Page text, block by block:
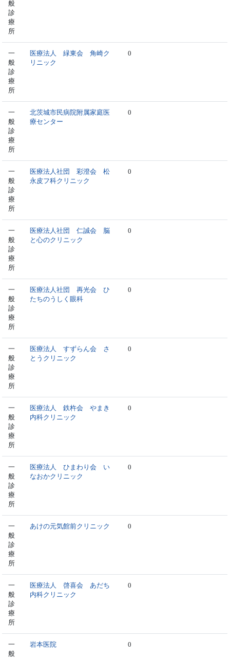
般
診
療
所
一
般
診
療
所
医療法人 緑東会 角崎ク
リニック
0
一
般
診
療
所
北茨城市民病院附属家庭医
療センター
0
一
般
診
療
所
医療法人社団 彩澄会 松
永皮フ科クリニック
0
一
般
診
療
所
医療法人社団 仁誠会 脳
と心のクリニック
0
一
般
診
療
所
医療法人社団 再光会 ひ
たちのうしく眼科
0
一
般
診
療
所
医療法人 すずらん会 さ
とうクリニック
0
一
般
診
療
所
医療法人 鉄杵会 やまき
内科クリニック
0
一
般
診
療
所
医療法人 ひまわり会 い
なおかクリニック
0
一
般
診
療
所
あけの元気館前クリニック 0
一
般
診
療
所
医療法人 啓喜会 あだち
内科クリニック
0
一
般
岩本医院 0